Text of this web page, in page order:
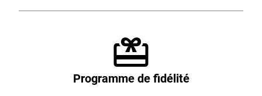
Programme de fidélité